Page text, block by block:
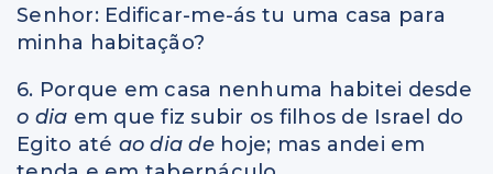
Senhor: Edificar-me-ás tu uma casa para
minha habitação?
6. Porque em casa nenhuma habitei desde
o dia em que fiz subir os filhos de Israel do
Egito até ao dia de hoje; mas andei em